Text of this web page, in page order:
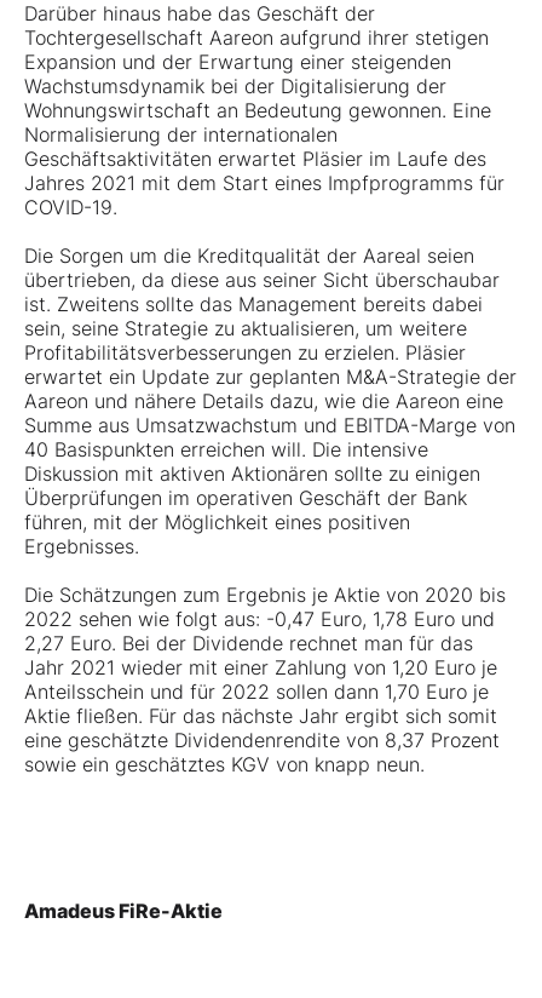
Darüber hinaus habe das Geschäft der
Tochtergesellschaft Aareon aufgrund ihrer stetigen
Expansion und der Erwartung einer steigenden
Wachstumsdynamik bei der Digitalisierung der
Wohnungswirtschaft an Bedeutung gewonnen. Eine
Normalisierung der internationalen
Geschäftsaktivitäten erwartet Pläsier im Laufe des
Jahres 2021 mit dem Start eines Impfprogramms für
COVID-19.
Die Sorgen um die Kreditqualität der Aareal seien
übertrieben, da diese aus seiner Sicht überschaubar
ist. Zweitens sollte das Management bereits dabei
sein, seine Strategie zu aktualisieren, um weitere
Profitabilitätsverbesserungen zu erzielen. Pläsier
erwartet ein Update zur geplanten M&A-Strategie der
Aareon und nähere Details dazu, wie die Aareon eine
Summe aus Umsatzwachstum und EBITDA-Marge von
40 Basispunkten erreichen will. Die intensive
Diskussion mit aktiven Aktionären sollte zu einigen
Überprüfungen im operativen Geschäft der Bank
führen, mit der Möglichkeit eines positiven
Ergebnisses.
Die Schätzungen zum Ergebnis je Aktie von 2020 bis
2022 sehen wie folgt aus: -0,47 Euro, 1,78 Euro und
2,27 Euro. Bei der Dividende rechnet man für das
Jahr 2021 wieder mit einer Zahlung von 1,20 Euro je
Anteilsschein und für 2022 sollen dann 1,70 Euro je
Aktie fließen. Für das nächste Jahr ergibt sich somit
eine geschätzte Dividendenrendite von 8,37 Prozent
sowie ein geschätztes KGV von knapp neun.
Amadeus FiRe-Aktie